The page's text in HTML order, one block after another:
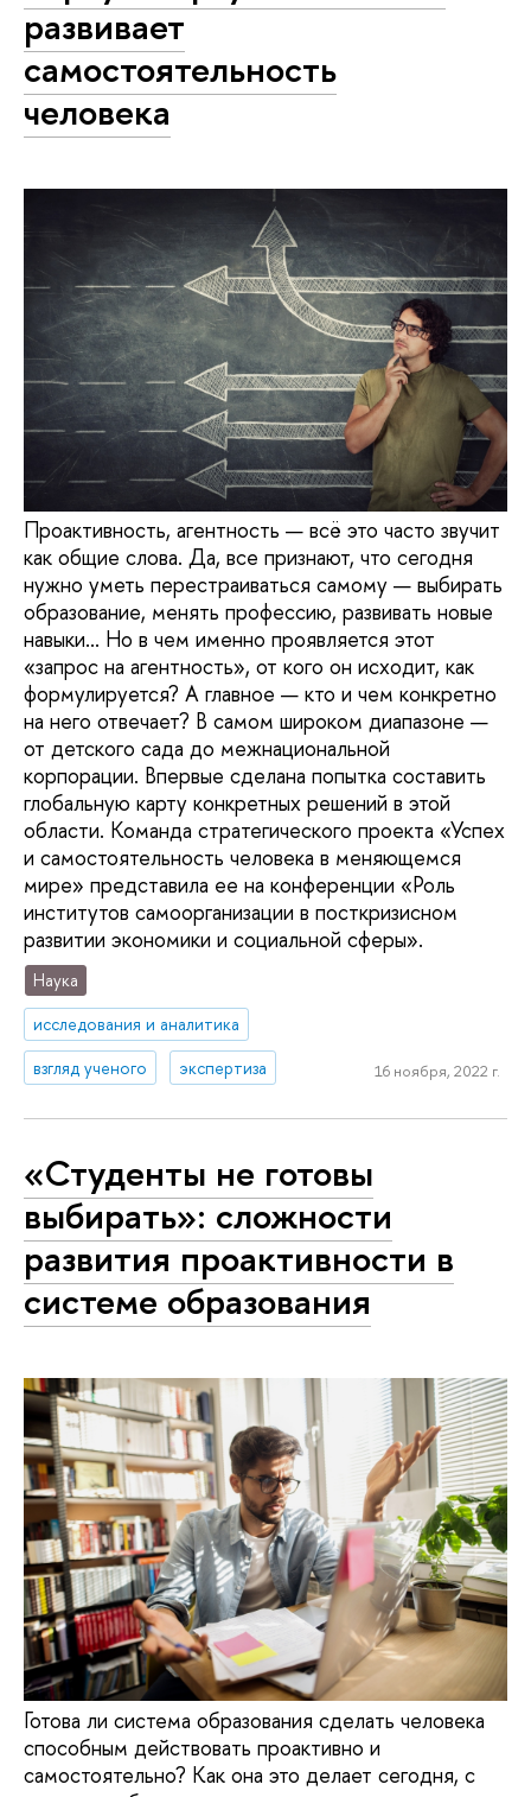
развивает
самостоятельность
человека
Проактивность, агентность — всё это часто звучит
как общие слова. Да, все признают, что сегодня
нужно уметь перестраиваться самому — выбирать
образование, менять профессию, развивать новые
навыки... Но в чем именно проявляется этот
«запрос на агентность», от кого он исходит, как
формулируется? А главное — кто и чем конкретно
на него отвечает? В самом широком диапазоне —
от детского сада до межнациональной
корпорации. Впервые сделана попытка составить
глобальную карту конкретных решений в этой
области. Команда стратегического проекта «Успех
и самостоятельность человека в меняющемся
мире» представила ее на конференции «Роль
институтов самоорганизации в посткризисном
развитии экономики и социальной сферы».
Наука
исследования и аналитика
взгляд ученого
экспертиза 16 ноября, 2022 г.
«Студенты не готовы
выбирать»: сложности
развития проактивности в
системе образования
Готова ли система образования сделать человека
способным действовать проактивно и
самостоятельно? Как она это делает сегодня, с